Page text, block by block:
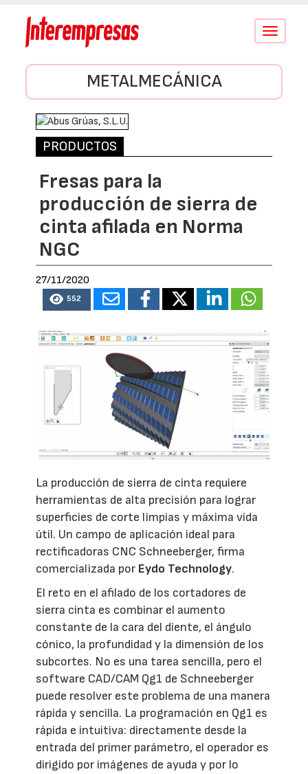
Conmutar
METALMECÁNICA
PRODUCTOS
Fresas para la
producción de sierra de
cinta afilada en Norma
NGC
27/11/2020
552
La producción de sierra de cinta requiere
herramientas de alta precisión para lograr
superficies de corte limpias y máxima vida
útil. Un campo de aplicación ideal para
rectificadoras CNC Schneeberger, firma
comercializada por Eydo Technology.
El reto en el afilado de los cortadores de
sierra cinta es combinar el aumento
constante de la cara del diente, el ángulo
cónico, la profundidad y la dimensión de los
subcortes. No es una tarea sencilla, pero el
software CAD/CAM Qg1 de Schneeberger
puede resolver este problema de una manera
rápida y sencilla. La programación en Qg1 es
rápida e intuitiva: directamente desde la
entrada del primer parámetro, el operador es
dirigido por imágenes de ayuda y por lo